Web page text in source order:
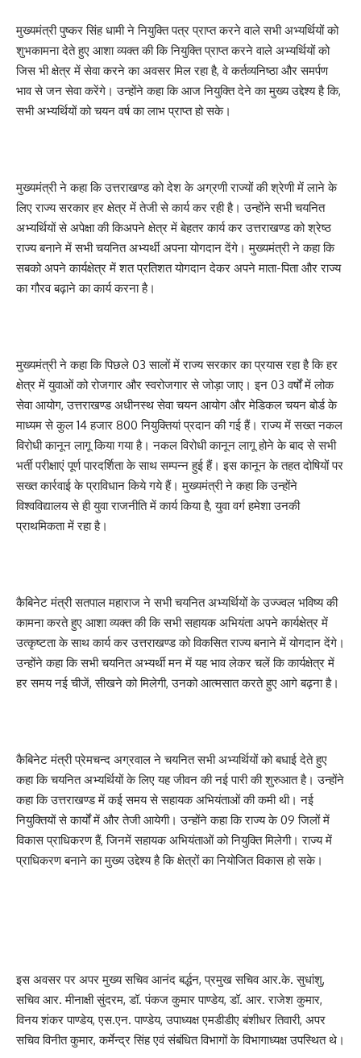
मुख्यमंत्री पुष्कर सिंह धामी ने नियुक्ति पत्र प्राप्त करने वाले सभी अभ्यर्थियों को
शुभकामना देते हुए आशा व्यक्त की कि नियुक्ति प्राप्त करने वाले अभ्यर्थियों को
जिस भी क्षेत्र में सेवा करने का अवसर मिल रहा है, वे कर्तव्यनिष्ठा और समर्पण
भाव से जन सेवा करेंगे। उन्होंने कहा कि आज नियुक्ति देने का मुख्य उद्देश्य है कि,
सभी अभ्यर्थियों को चयन वर्ष का लाभ प्राप्त हो सके।
मुख्यमंत्री ने कहा कि उत्तराखण्ड को देश के अग्रणी राज्यों की श्रेणी में लाने के
लिए राज्य सरकार हर क्षेत्र में तेजी से कार्य कर रही है। उन्होंने सभी चयनित
अभ्यर्थियों से अपेक्षा की किअपने क्षेत्र में बेहतर कार्य कर उत्तराखण्ड को श्रेष्ठ
राज्य बनाने में सभी चयनित अभ्यर्थी अपना योगदान देंगे। मुख्यमंत्री ने कहा कि
सबको अपने कार्यक्षेत्र में शत प्रतिशत योगदान देकर अपने माता-पिता और राज्य
का गौरव बढ़ाने का कार्य करना है।
मुख्यमंत्री ने कहा कि पिछले 03 सालों में राज्य सरकार का प्रयास रहा है कि हर
क्षेत्र में युवाओं को रोजगार और स्वरोजगार से जोड़ा जाए। इन 03 वर्षों में लोक
सेवा आयोग, उत्तराखण्ड अधीनस्थ सेवा चयन आयोग और मेडिकल चयन बोर्ड के
माध्यम से कुल 14 हजार 800 नियुक्तियां प्रदान की गई हैं। राज्य में सख्त नकल
विरोधी कानून लागू किया गया है। नकल विरोधी कानून लागू होने के बाद से सभी
भर्ती परीक्षाएं पूर्ण पारदर्शिता के साथ सम्पन्न हुई हैं। इस कानून के तहत दोषियों पर
सख्त कार्रवाई के प्राविधान किये गये हैं। मुख्यमंत्री ने कहा कि उन्होंने
विश्वविद्यालय से ही युवा राजनीति में कार्य किया है, युवा वर्ग हमेशा उनकी
प्राथमिकता में रहा है।
कैबिनेट मंत्री सतपाल महाराज ने सभी चयनित अभ्यर्थियों के उज्ज्वल भविष्य की
कामना करते हुए आशा व्यक्त की कि सभी सहायक अभियंता अपने कार्यक्षेत्र में
उत्कृष्टता के साथ कार्य कर उत्तराखण्ड को विकसित राज्य बनाने में योगदान देंगे।
उन्होंने कहा कि सभी चयनित अभ्यर्थी मन में यह भाव लेकर चलें कि कार्यक्षेत्र में
हर समय नई चीजें, सीखने को मिलेगी, उनको आत्मसात करते हुए आगे बढ़ना है।
कैबिनेट मंत्री प्रेमचन्द अग्रवाल ने चयनित सभी अभ्यर्थियों को बधाई देते हुए
कहा कि चयनित अभ्यर्थियों के लिए यह जीवन की नई पारी की शुरुआत है। उन्होंने
कहा कि उत्तराखण्ड में कई समय से सहायक अभियंताओं की कमी थी। नई
नियुक्तियों से कार्यों में और तेजी आयेगी। उन्होंने कहा कि राज्य के 09 जिलों में
विकास प्राधिकरण हैं, जिनमें सहायक अभियंताओं को नियुक्ति मिलेगी। राज्य में
प्राधिकरण बनाने का मुख्य उद्देश्य है कि क्षेत्रों का नियोजित विकास हो सके।
इस अवसर पर अपर मुख्य सचिव आनंद बर्द्धन, प्रमुख सचिव आर.के. सुधांशु,
सचिव आर. मीनाक्षी सुंदरम, डॉ. पंकज कुमार पाण्डेय, डॉ. आर. राजेश कुमार,
विनय शंकर पाण्डेय, एस.एन. पाण्डेय, उपाध्यक्ष एमडीडीए बंशीधर तिवारी, अपर
सचिव विनीत कुमार, कर्मेन्द्र सिंह एवं संबंधित विभागों के विभागाध्यक्ष उपस्थित थे।